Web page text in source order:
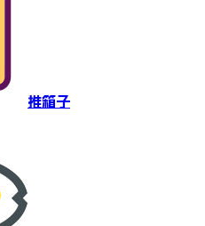
推箱子